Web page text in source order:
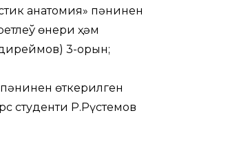
анатомия» пәнинен
өнери ҳәм
3-орын;
өткерилген
студенти Р.Рүстемов